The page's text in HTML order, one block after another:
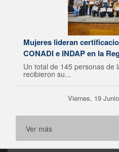
Mujeres lideran
CONADI e INDAP en la
Un total de 145 personas de
recibieron su...
Viernes, 19
Ver más